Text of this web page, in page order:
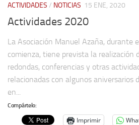
ACTIVIDADES / NOTICIAS 15 ENE, 2020
Actividades 2020
La Asociación Manuel Azaña, durante
comienza, tiene prevista la realización
redondas, conferencias y otras
relacionadas con algunos aniversarios
en...
Compártelo:
Imprimir